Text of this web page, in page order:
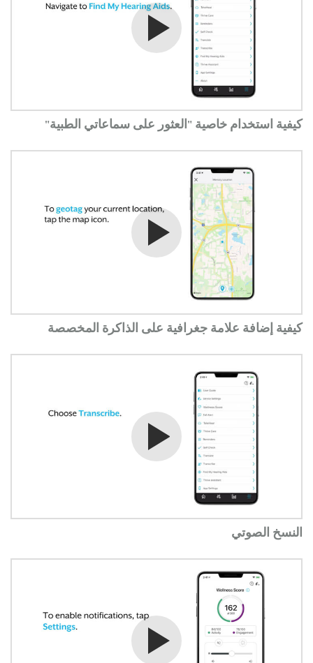
شاهد الفيديو
كيفية استخدام خاصية "العثور على سماعاتي الطبية"
شاهد الفيديو
كيفية إضافة علامة جغرافية على الذاكرة المخصصة
شاهد الفيديو
النسخ الصوتي
شاهد الفيديو